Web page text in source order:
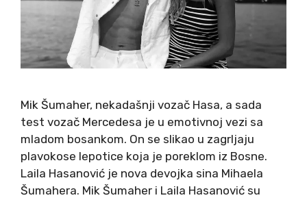
Mik Šumaher, nekadašnji vozač Hasa, a sada
test vozač Mercedesa je u emotivnoj vezi sa
mladom bosankom. On se slikao u zagrljaju
plavokose lepotice koja je poreklom iz Bosne.
Laila Hasanović je nova devojka sina Mihaela
Šumahera. Mik Šumaher i Laila Hasanović su